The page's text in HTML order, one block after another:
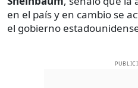
en el país y en cambio se
el gobierno